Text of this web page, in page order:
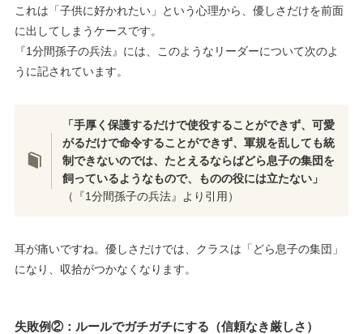
これは「子供に好かれたい」という心理から、優しさだけを前面
に出してしまうケースです。
『1分間孫子の兵法』には、このようなリーダーについて次のよ
うに記されています。
「手厚く保護するだけで使役することができず、可愛
がるだけで命令することができず、軍規を乱しても統
制できないのでは、たとえるならばどら息子の集団を
飼っているようなもので、ものの役には立たない」
（『1分間孫子の兵法』より引用）
耳が痛いですね。優しさだけでは、クラスは「どら息子の集団」
になり、収拾がつかなくなります。
失敗例②：ルールでガチガチにする（信頼なき厳しさ）